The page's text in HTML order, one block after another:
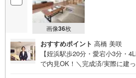
画像36枚
おすすめポイント 高橋 美咲
【姪浜駅歩20分・愛宕小3分・
で内見OK！＼完成済/実際に建